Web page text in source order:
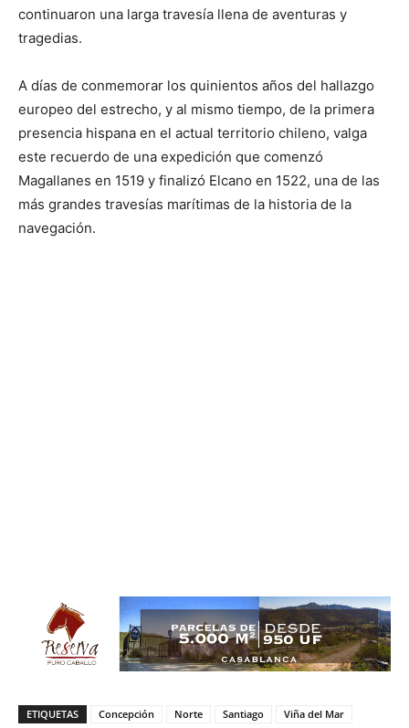
continuaron una larga travesía llena de aventuras y
tragedias.
A días de conmemorar los quinientos años del hallazgo
europeo del estrecho, y al mismo tiempo, de la primera
presencia hispana en el actual territorio chileno, valga
este recuerdo de una expedición que comenzó
Magallanes en 1519 y finalizó Elcano en 1522, una de las
más grandes travesías marítimas de la historia de la
navegación.
ETIQUETAS Concepción Norte Santiago Viña del Mar